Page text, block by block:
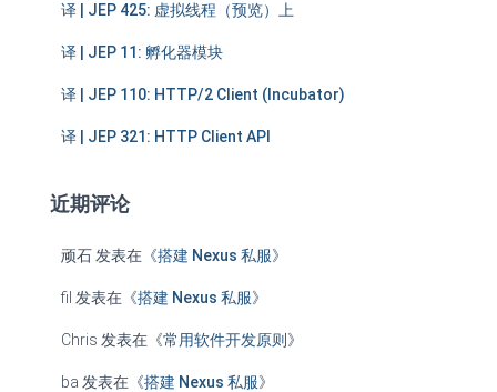
译 | JEP 425: 虚拟线程（预览）上
译 | JEP 11: 孵化器模块
译 | JEP 110: HTTP/2 Client (Incubator)
译 | JEP 321: HTTP Client API
近期评论
顽石 发表在《搭建 Nexus 私服》
fil 发表在《搭建 Nexus 私服》
Chris 发表在《常用软件开发原则 》
ba 发表在《搭建 Nexus 私服》